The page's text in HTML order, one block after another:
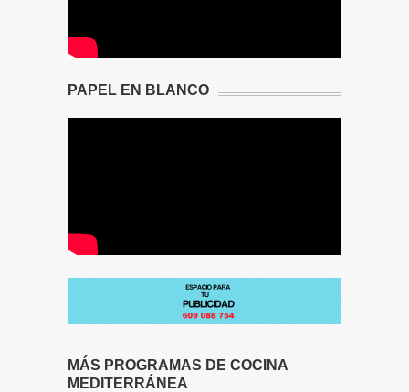
PAPEL EN BLANCO
MÁS PROGRAMAS DE COCINA
MEDITERRÁNEA